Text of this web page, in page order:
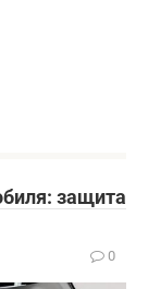
защита
0